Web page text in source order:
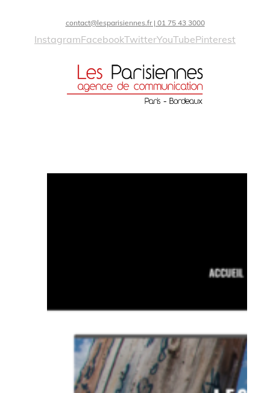
contact@lesparisiennes.fr | 01 75 43 3000
InstagramFacebookTwitterYouTubePinterest